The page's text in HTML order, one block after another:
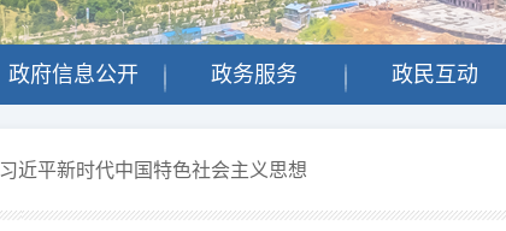
政府信息公开 政务服务 政民互动
习近平新时代中国特色社会主义思想